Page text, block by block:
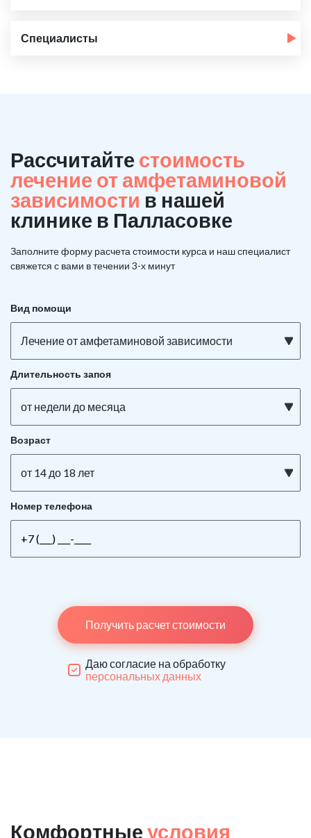
Специалисты
Рассчитайте стоимость
лечение от амфетаминовой
зависимости в нашей
клинике в Палласовке
Заполните форму расчета стоимости курса и наш специалист
свяжется с вами в течении 3-х минут
Вид помощи
Лечение от амфетаминовой зависимости
Длительность запоя
от недели до месяца
Возраст
от 14 до 18 лет
Номер телефона
Получить расчет стоимости
Даю согласие на обработку
персональных данных
Комфортные условия